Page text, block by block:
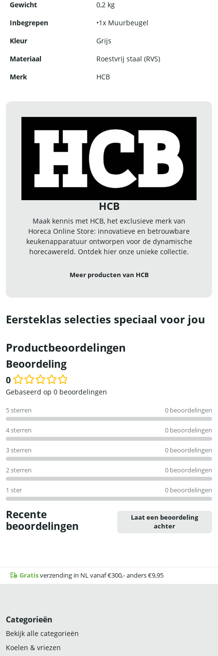
eenvoudig schoon te maken en bestand tegen vuil en vet.
Gewicht
0,2 kg
Inbegrepen
•1x Muurbeugel
Kleur
Grijs
Materiaal
Roestvrij staal (RVS)
Merk
HCB
HCB
Maak kennis met HCB, het exclusieve merk van
Horeca Online Store: innovatieve en betrouwbare
keukenapparatuur ontworpen voor de dynamische
horecawereld. Ontdek hier onze unieke collectie.
Meer producten van HCB
Eersteklas selecties speciaal voor jou
Productbeoordelingen
Beoordeling
0
Waardering
uit
5
Gebaseerd op 0 beoordelingen
5 sterren 0 beoordelingen
4 sterren 0 beoordelingen
3 sterren 0 beoordelingen
2 sterren 0 beoordelingen
1 ster 0 beoordelingen
Recente
beoordelingen
Laat een beoordeling
achter
Gratisverzending in NL vanaf €300,- anders €9,95
Categorieën
Bekijk alle categorieën
Koelen & vriezen